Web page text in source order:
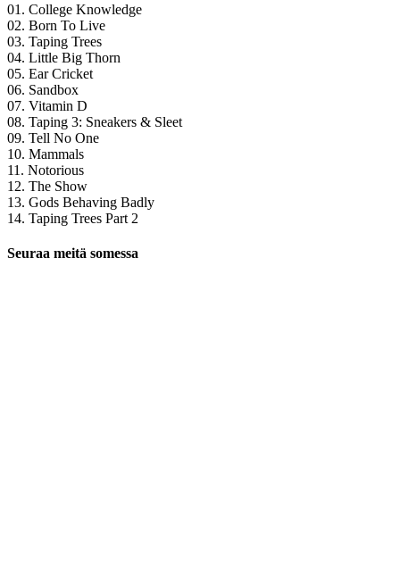
01. College Knowledge
02. Born To Live
03. Taping Trees
04. Little Big Thorn
05. Ear Cricket
06. Sandbox
07. Vitamin D
08. Taping 3: Sneakers & Sleet
09. Tell No One
10. Mammals
11. Notorious
12. The Show
13. Gods Behaving Badly
14. Taping Trees Part 2
Seuraa meitä somessa